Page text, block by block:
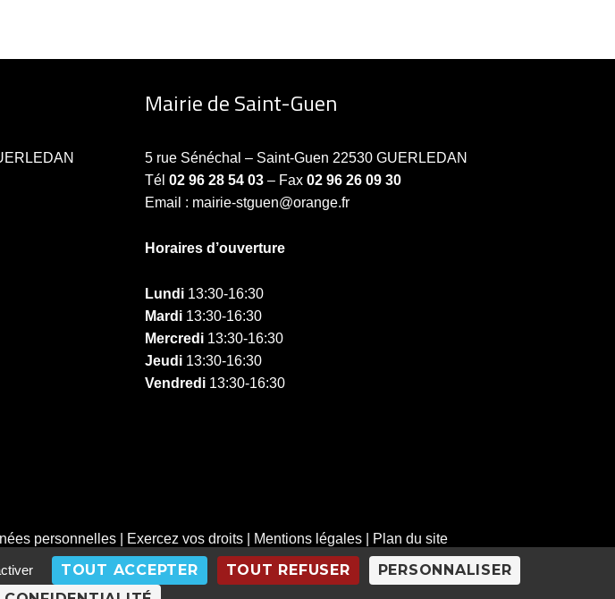
Mairie de Saint-Guen
5 rue Sénéchal – Saint-Guen 22530 GUERLEDAN
Tél02 96 28 54 03 – Fax02 96 26 09 30
Email : mairie-stguen@orange.fr
Horaires d’ouverture
Lundi 13:30-16:30
Mardi 13:30-16:30
Mercredi 13:30-16:30
Jeudi 13:30-16:30
Vendredi 13:30-16:30
personnelles Exercez vos droits Mentions légales Plan du site
TOUT ACCEPTER TOUT REFUSER
PERSONNALISER